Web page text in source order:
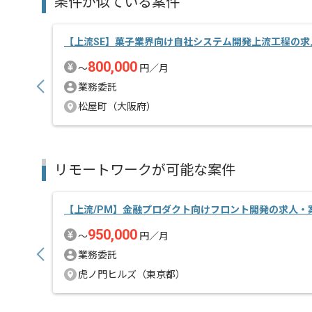
【上流SE】菓子業界向け自社システム開発上流工程の
〜800,000 円／月
業務委託
松屋町（大阪府）
リモートワークが可能な案件
【上流/PM】金融プロダクト向けフロント開発の求人・
〜950,000 円／月
業務委託
虎ノ門ヒルズ（東京都）